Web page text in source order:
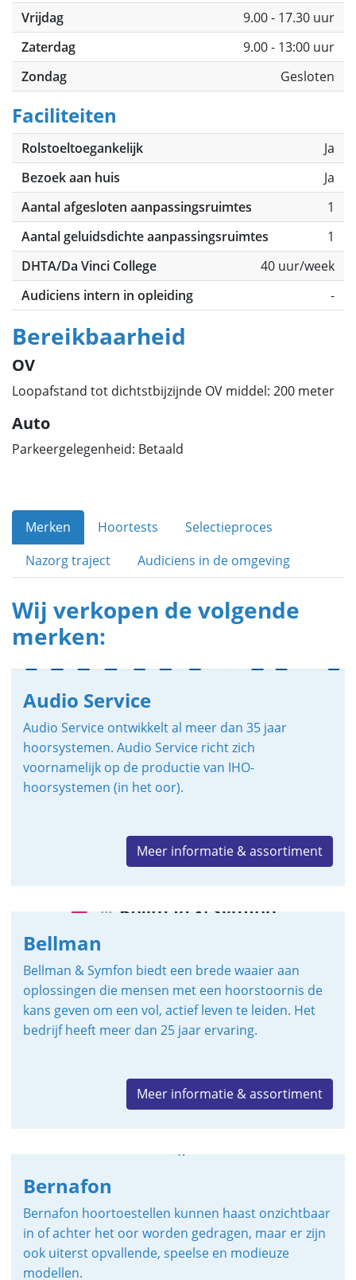
Vrijdag
9.00 - 17.30 uur
Zaterdag
9.00 - 13:00 uur
Zondag
Gesloten
Faciliteiten
Rolstoeltoegankelijk
Ja
Bezoek aan huis
Ja
Aantal afgesloten aanpassingsruimtes
1
Aantal geluidsdichte aanpassingsruimtes
1
DHTA/Da Vinci College
40 uur/week
Audiciens intern in opleiding
-
Bereikbaarheid
OV
Loopafstand tot dichtstbijzijnde OV middel: 200 meter
Auto
Parkeergelegenheid: Betaald
Merken Hoortests
Selectieproces
Nazorg traject
Audiciens in de omgeving
Wij verkopen de volgende
merken:
Audio Service
Audio Service ontwikkelt al meer dan 35 jaar
hoorsystemen. Audio Service richt zich
voornamelijk op de productie van IHO-
hoorsystemen (in het oor).
Meer informatie & assortiment
Bellman
Bellman & Symfon biedt een brede waaier aan
oplossingen die mensen met een hoorstoornis de
kans geven om een vol, actief leven te leiden. Het
bedrijf heeft meer dan 25 jaar ervaring.
Meer informatie & assortiment
Bernafon
Bernafon hoortoestellen kunnen haast onzichtbaar
in of achter het oor worden gedragen, maar er zijn
ook uiterst opvallende, speelse en modieuze
modellen.